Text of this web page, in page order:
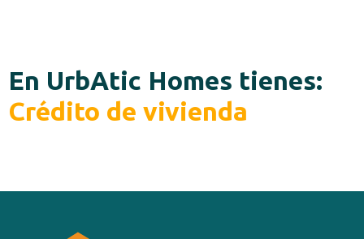
En UrbAtic Homes tienes:
Encuentra tu casa